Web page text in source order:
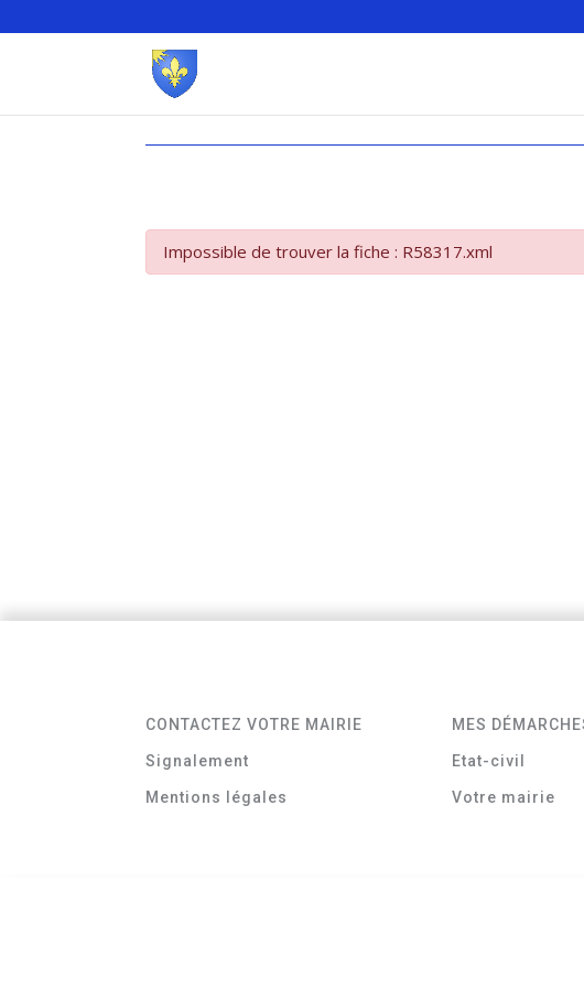
Impossible de trouver la fiche : R58317.xml
CONTACTEZ VOTRE MAIRIE
Signalement
Mentions légales
MES
Etat-civil
Votre mairie